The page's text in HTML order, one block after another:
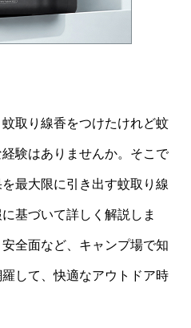
取り線香をつけたけれど蚊
験はありませんか。そこで
最大限に引き出す蚊取り線
基づいて詳しく解説しま
全面など、キャンプ場で知
して、快適なアウトドア時